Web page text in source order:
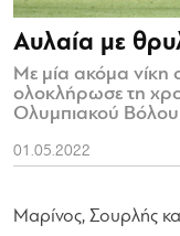
Αυλαία με
Με μία ακόμα νίκη
ολοκλήρωσε τη
Ολυμπιακού Βόλου
01.05.2022
Μαρίνος, Σουρλής